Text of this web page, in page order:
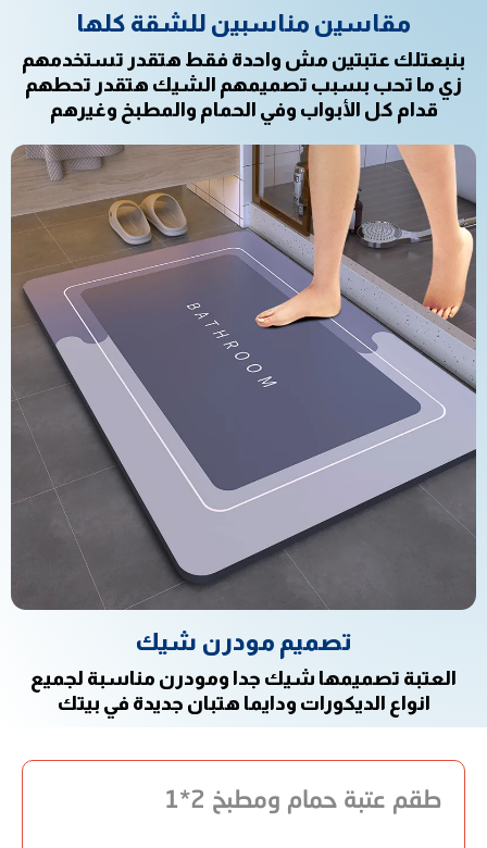
مقاسين مناسبين للشقة كلها
بنبعتلك عتبتين مش واحدة فقط هتقدر تستخدمهم
زي ما تحب بسبب تصميمهم الشيك هتقدر تحطهم
قدام كل الأبواب وفي الحمام والمطبخ وغيرهم
تصميم مودرن شيك
العتبة تصميمها شيك جدا ومودرن مناسبة لجميع
انواع الديكورات ودايما هتبان جديدة في بيتك
طقم عتبة حمام ومطبخ 2*1